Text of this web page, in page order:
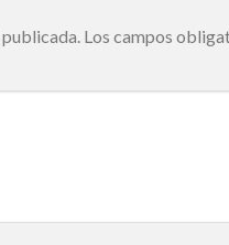
Los campos